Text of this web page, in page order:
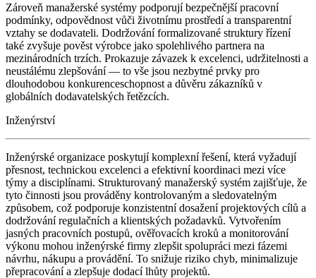
Zároveň manažerské systémy podporují bezpečnější pracovní
podmínky, odpovědnost vůči životnímu prostředí a transparentní
vztahy se dodavateli. Dodržování formalizované struktury řízení
také zvyšuje pověst výrobce jako spolehlivého partnera na
mezinárodních trzích. Prokazuje závazek k excelenci, udržitelnosti a
neustálému zlepšování — to vše jsou nezbytné prvky pro
dlouhodobou konkurenceschopnost a důvěru zákazníků v
globálních dodavatelských řetězcích.
Inženýrství
Inženýrské organizace poskytují komplexní řešení, která vyžadují
přesnost, technickou excelenci a efektivní koordinaci mezi více
týmy a disciplínami. Strukturovaný manažerský systém zajišťuje, že
tyto činnosti jsou prováděny kontrolovaným a sledovatelným
způsobem, což podporuje konzistentní dosažení projektových cílů a
dodržování regulačních a klientských požadavků. Vytvořením
jasných pracovních postupů, ověřovacích kroků a monitorování
výkonu mohou inženýrské firmy zlepšit spolupráci mezi fázemi
návrhu, nákupu a provádění. To snižuje riziko chyb, minimalizuje
přepracování a zlepšuje dodací lhůty projektů.